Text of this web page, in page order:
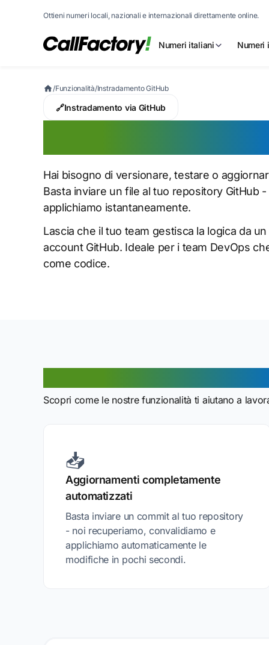
Ottieni numeri locali, nazionali e internazionali direttamente online.
Numeri italiani Numeri
/Funzionalità/Instradamento GitHub
🔗Instradamento via GitHub
Hai bisogno di versionare, testare o
Basta inviare un file al tuo repository GitHub
applichiamo istantaneamente.
Lascia che il tuo team gestisca la logica da
account GitHub. Ideale per i team DevOps
come codice.
Scopri come le nostre funzionalità ti aiutano a
📥
Aggiornamenti completamente
automatizzati
Basta inviare un commit al tuo repository
- noi recuperiamo, convalidiamo e
applichiamo automaticamente le
modifiche in pochi secondi.